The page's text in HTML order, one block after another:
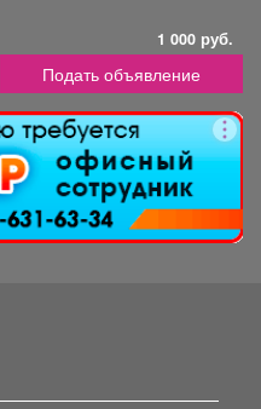
1 000 руб.
Подать объявление